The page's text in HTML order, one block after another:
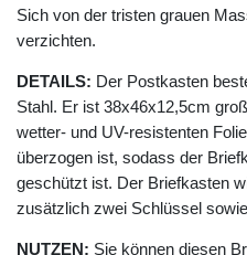
Sich von der tristen grauen
verzichten.
DETAILS: Der Postkasten
Stahl. Er ist 38x46x12,5cm
wetter- und UV-resistenten
überzogen ist, sodass der
geschützt ist. Der Briefkasten
zusätzlich zwei Schlüssel
NUTZEN: Sie können diesen